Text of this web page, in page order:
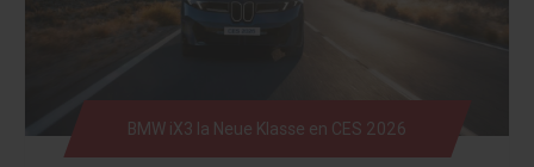
BMW iX3 la Neue Klasse en CES 2026